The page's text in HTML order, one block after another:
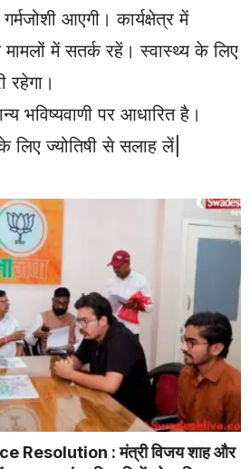
आएगी। कार्यक्षेत्र में
मामलों में सतर्क रहें। स्वास्थ्य के लिए
रहेगा।
भविष्यवाणी पर आधारित है।
लिए ज्योतिषी से सलाह लें|
Resolution : मंत्री विजय शाह और